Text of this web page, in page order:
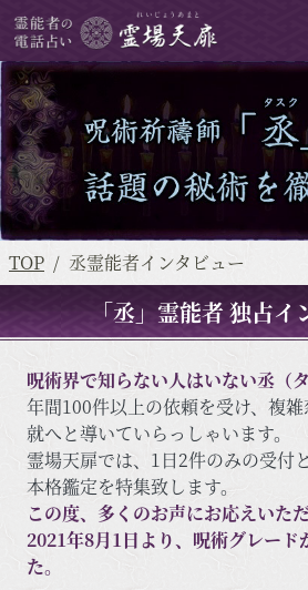
TOP 丞霊能者インタビュー
「丞」霊能者 独占イ
呪術界で知らない人はいない丞（
年間100件以上の依頼を受け、複
就へと導いていらっしゃいます。
霊場天扉では、1日2件のみの受付
本格鑑定を特集致します。
この度、多くのお声にお応えいた
2021年8月1日より、呪術グレード
た。